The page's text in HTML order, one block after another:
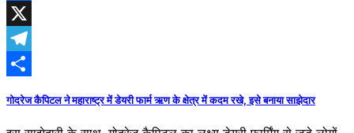
Facebook
X
Telegram
गोदरेज कैपिटल ने महाराष्ट्र में डेयरी फार्म ऋण के क्षेत्र में कदम रखे, इसे बनाया साझेदार